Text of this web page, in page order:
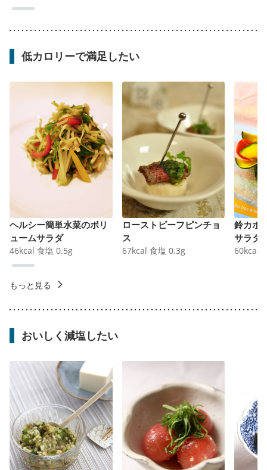
低カロリーで満足したい
ヘルシー簡単水菜のボリ
ュームサラダ
46kcal 食塩 0.5g
ローストビーフピンチョ
ス
67kcal 食塩 0.3g
鈴カボ
サラダ
60kcal
もっと見る
おいしく減塩したい